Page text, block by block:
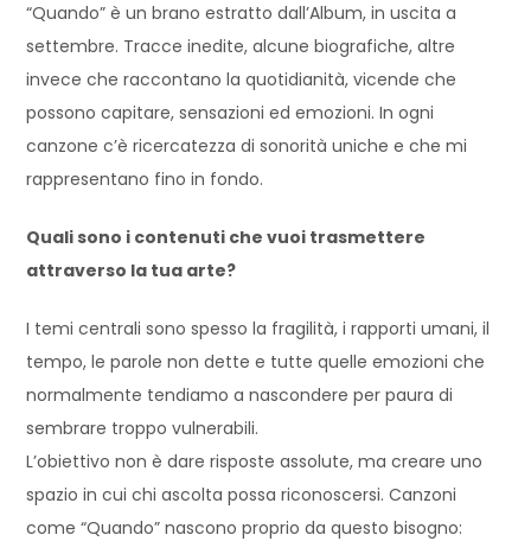
“Quando” è un brano estratto dall’Album, in uscita a
settembre. Tracce inedite, alcune biografiche, altre
invece che raccontano la quotidianità, vicende che
possono capitare, sensazioni ed emozioni. In ogni
canzone c’è ricercatezza di sonorità uniche e che mi
rappresentano fino in fondo.
Quali sono i contenuti che vuoi trasmettere
attraverso la tua arte?
I temi centrali sono spesso la fragilità, i rapporti umani, il
tempo, le parole non dette e tutte quelle emozioni che
normalmente tendiamo a nascondere per paura di
sembrare troppo vulnerabili.
L’obiettivo non è dare risposte assolute, ma creare uno
spazio in cui chi ascolta possa riconoscersi. Canzoni
come “Quando” nascono proprio da questo bisogno: